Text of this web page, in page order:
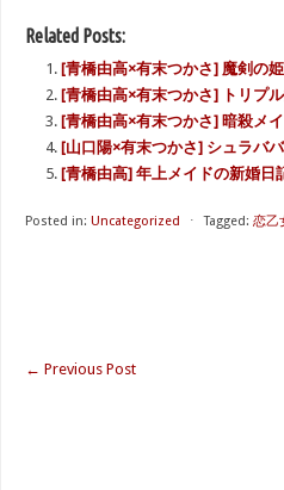
Related Posts:
[青橋由高×有末つかさ] 魔剣の
[青橋由高×有末つかさ] トリプ
[青橋由高×有末つかさ] 暗殺メ
[山口陽×有末つかさ] シュラバ
[青橋由高] 年上メイドの新婚日
Posted in: Uncategorized ⋅ Tagged: 恋乙
← Previous Post